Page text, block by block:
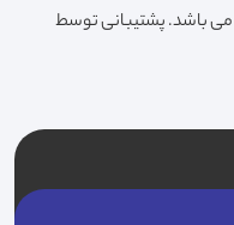
می باشد. پشتیبانی توسط